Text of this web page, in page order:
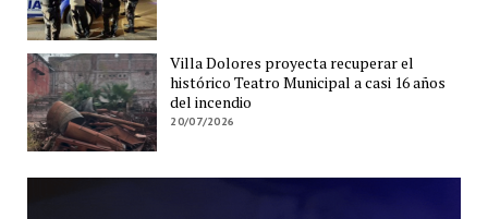
Villa Dolores proyecta recuperar el
histórico Teatro Municipal a casi 16 años
del incendio
20/07/2026